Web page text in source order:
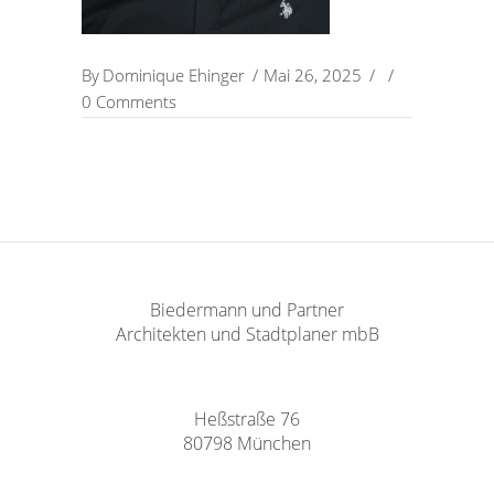
By Dominique Ehinger
Mai 26, 2025
0 Comments
Biedermann und Partner
Architekten und Stadtplaner mbB
Heßstraße 76
80798 München